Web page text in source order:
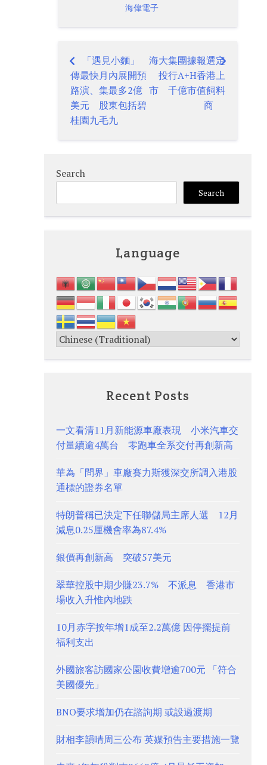
海偉電子
Post
navigation
「遇見小麵」
傳最快月內展開預
路演、集最多2億
美元 股東包括碧
桂園九毛九
海大集團據報選定
投行A+H香港上
市 千億市值飼料
商
Search
Search
Language
Recent Posts
一文看清11月新能源車廠表現 小米汽車交
付量續逾4萬台 零跑車全系交付再創新高
華為「問界」車廠賽力斯獲深交所調入港股
通標的證券名單
特朗普稱已決定下任聯儲局主席人選 12月
減息0.25厘機會率為87.4%
銀價再創新高 突破57美元
翠華控股中期少賺23.7% 不派息 香港市
場收入升惟內地跌
10月赤字按年增1成至2.2萬億 因停擺提前
福利支出
外國旅客訪國家公園收費增逾700元 「符合
美國優先」
BNO要求增加仍在諮詢期 或設過渡期
財相李韻晴周三公布 英媒預告主要措施一覽